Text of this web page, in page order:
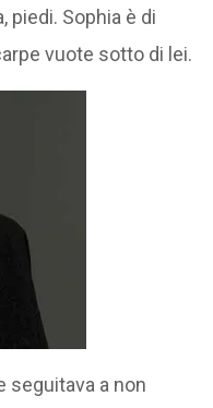
piedi. Sophia è di
vuote sotto di lei.
seguitava a non